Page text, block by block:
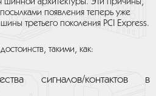
шинной архитектуры. Эти причины,
появления теперь уже
третьего поколения PCI Express.
такими, как:
сигналов/контактов в